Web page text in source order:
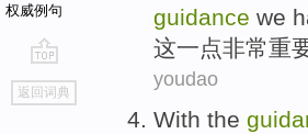
权威例句
go
top
返回词典
guidance we
这一点非常重
youdao
With the